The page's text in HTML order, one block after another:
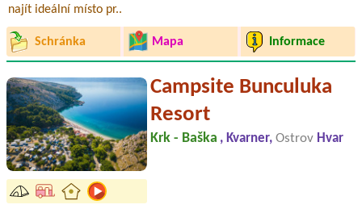
najít ideální místo pr..
Schránka Mapa Informace
Campsite Bunculuka
Resort
Krk - Baška , Kvarner, Ostrov Hvar